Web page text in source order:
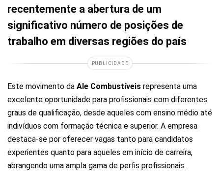
recentemente a abertura de um
significativo número de posições de
trabalho em diversas regiões do país
PUBLICIDADE
Este movimento da Ale Combustíveis representa uma
excelente oportunidade para profissionais com diferentes
graus de qualificação, desde aqueles com ensino médio até
indivíduos com formação técnica e superior. A empresa
destaca-se por oferecer vagas tanto para candidatos
experientes quanto para aqueles em início de carreira,
abrangendo uma ampla gama de perfis profissionais.